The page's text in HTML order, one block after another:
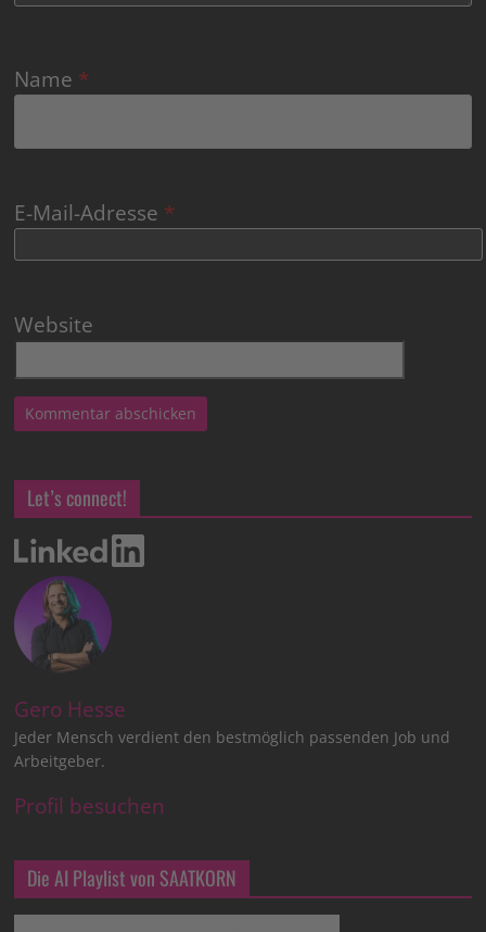
Name *
E-Mail-Adresse *
Website
Let’s connect!
Gero Hesse
Jeder Mensch verdient den bestmöglich passenden Job und
Arbeitgeber.
Profil besuchen
Die AI Playlist von SAATKORN